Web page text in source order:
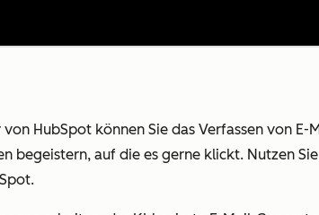
HubSpot können Sie das Verfassen von E-
auf die es gerne klickt. Nutzen Sie